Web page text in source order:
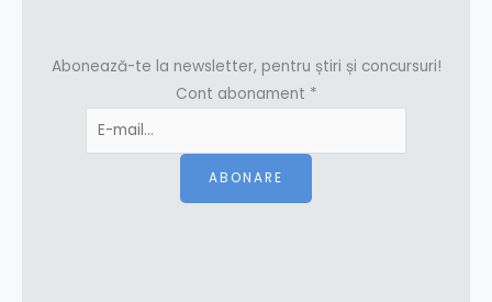
Abonează-te la newsletter, pentru știri și concursuri!
Cont abonament *
ABONARE